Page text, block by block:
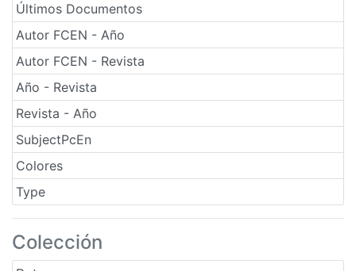
Últimos Documentos
Autor FCEN - Año
Autor FCEN - Revista
Año - Revista
Revista - Año
SubjectPcEn
Colores
Type
Colección